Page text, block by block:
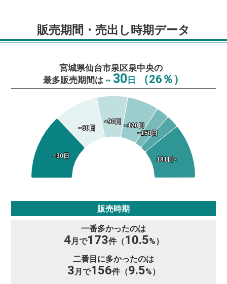
販売期間・売出し時期データ
宮城県仙台市泉区泉中央の
最多販売期間は ~ 30 日 （26％）
~30日
~30日
~60日
~60日
~90日
~90日
~120日
~120日
~150日
~150日
181日~
181日~
販売時期
一番多かったのは
4月で173件（10.5%）
二番目に多かったのは
3月で156件（9.5%）